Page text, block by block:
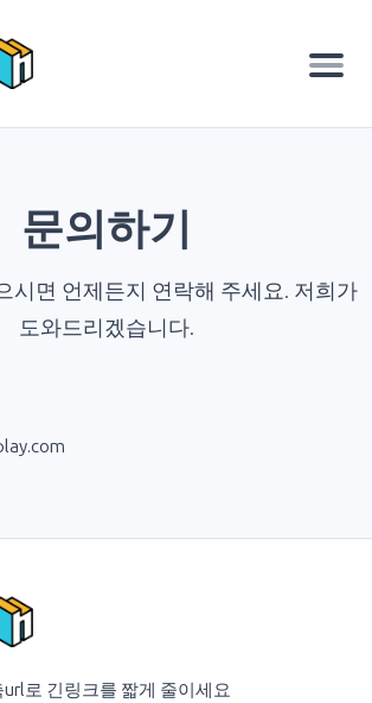
문의하기
시면 언제든지 연락해 주세요. 저희가
도와드리겠습니다.
로 긴링크를 짧게 줄이세요